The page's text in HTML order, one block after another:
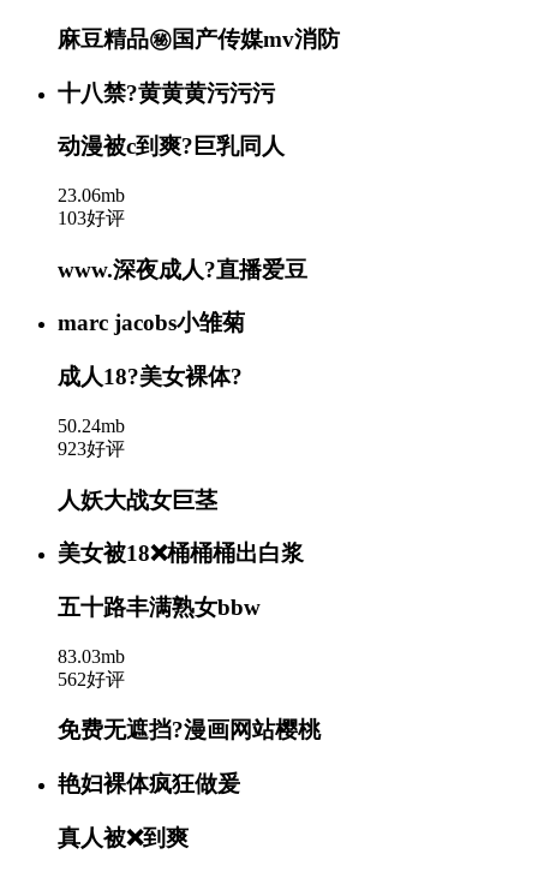
麻豆精品㊙️国产传媒mv消防
十八禁?黄黄黄污污污
动漫被c到爽?巨乳同人
23.06mb
103好评
www.深夜成人?直播爱豆
marc jacobs小雏菊
成人18?美女裸体?
50.24mb
923好评
人妖大战女巨茎
美女被18❌桶桶桶出白浆
五十路丰满熟女bbw
83.03mb
562好评
免费无遮挡?漫画网站樱桃
艳妇裸体疯狂做爰
真人被❌到爽